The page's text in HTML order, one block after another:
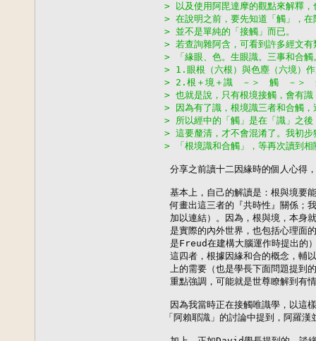
> 以及使用阿毘達摩的觀點來解釋，
> 在說明之前，要先知道「觸」，
> 並不是單純的「接觸」而已。
> 若查詢雜阿含，可看到許多經文有
> 「緣眼、色。生眼識。三事和合觸
> 1.眼根（六根）與色塵（六境）
> 2.根＋境＋識　－＞　觸　－＞
> 也就是說，只有根境接觸，會有識
> 因為有了識，根境識三者和合觸，
> 所以經中的「觸」是在「識」之
> 這要釐清，才不會混淆了。我初
> 「根境識和合觸」，等再次讀到相
分享之前讀十二因緣時的個人心得
基本上，自己的解讀是：根與境要
何畫出這三者的『共時性』關係；
加以連結）。因為，根與境，本身
是實際的內外世界，也包括心理面
是Freud在建構大腦運作時提出的
這四者，根據因緣和合的概念，輔
上的需要（也是學長下面問題提到
重點強調，可能就是世尊瞭解到有
因為我當時正在接觸唯識學，以這
「阿賴耶識」的討論中提到，阿羅